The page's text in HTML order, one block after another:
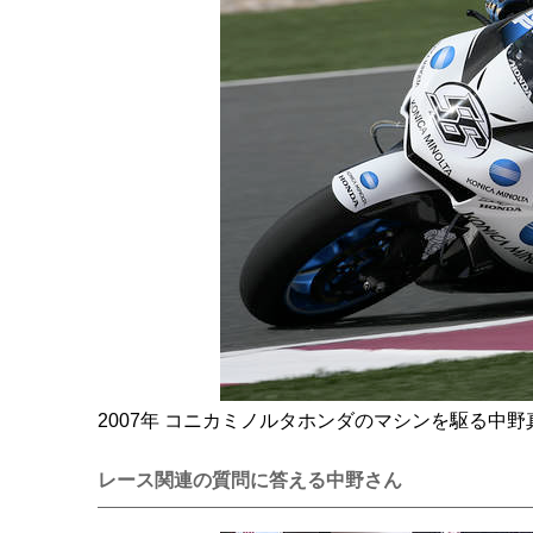
2007年 コニカミノルタホンダのマシンを駆る中野
レース関連の質問に答える中野さん